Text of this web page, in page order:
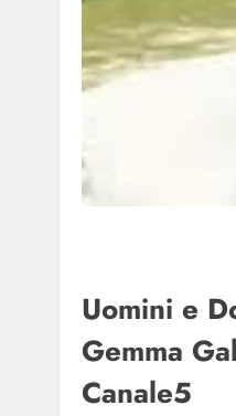
Uomini e
Gemma
Canale5